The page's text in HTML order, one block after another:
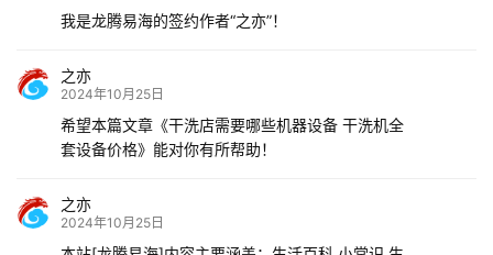
我是龙腾易海的签约作者“之亦”！
之亦
2024年10月25日
希望本篇文章《干洗店需要哪些机器设备 干洗机全
套设备价格》能对你有所帮助！
之亦
2024年10月25日